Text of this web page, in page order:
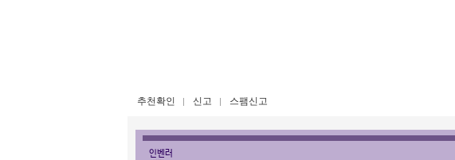
추천확인 신고 스팸신고
인벤러